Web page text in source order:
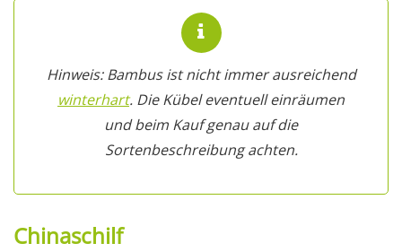
Hinweis: Bambus ist nicht immer ausreichend
winterhart. Die Kübel eventuell einräumen
und beim Kauf genau auf die
Sortenbeschreibung achten.
Chinaschilf